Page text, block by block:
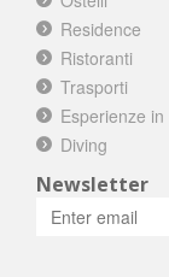
Residence
Ristoranti
Trasporti
Esperienze
Diving
Newsletter